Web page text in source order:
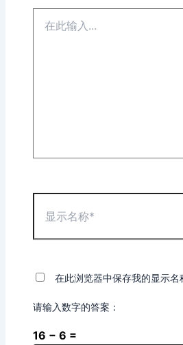
称
在此浏览器中保存我的显示名
请输入数字的答案：
16 − 6 =